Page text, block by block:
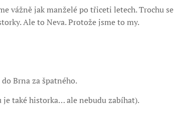
vážně jak manželé po třiceti letech. Trochu se
Ale to Neva. Protože jsme to my.
Brna za špatného.
je také historka… ale nebudu zabíhat).